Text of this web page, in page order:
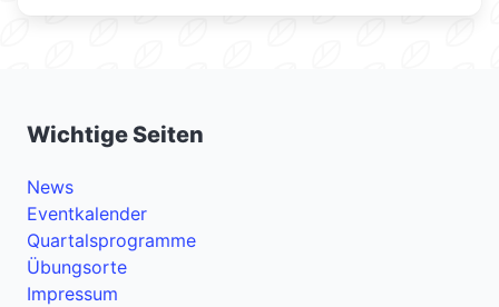
Wichtige Seiten
News
Eventkalender
Quartalsprogramme
Übungsorte
Impressum